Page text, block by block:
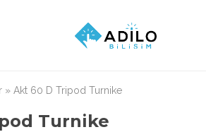
» Akt 60 D Tripod Turnike
Turnike